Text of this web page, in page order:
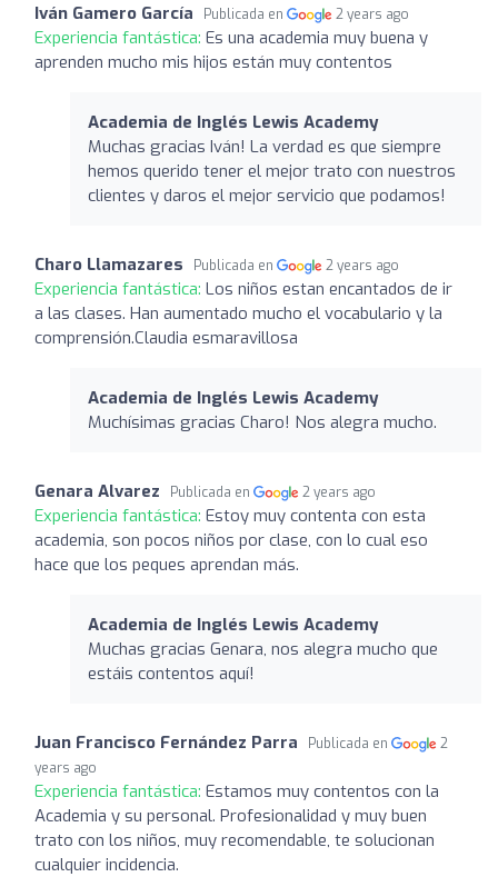
Iván Gamero García Publicada en 2 years ago
Experiencia fantástica: Es una academia muy buena y
aprenden mucho mis hijos están muy contentos
Academia de Inglés Lewis Academy
Muchas gracias Iván! La verdad es que siempre
hemos querido tener el mejor trato con nuestros
clientes y daros el mejor servicio que podamos!
Charo Llamazares Publicada en 2 years ago
Experiencia fantástica: Los niños estan encantados de ir
a las clases. Han aumentado mucho el vocabulario y la
comprensión.Claudia esmaravillosa
Academia de Inglés Lewis Academy
Muchísimas gracias Charo! Nos alegra mucho.
Genara Alvarez Publicada en 2 years ago
Experiencia fantástica: Estoy muy contenta con esta
academia, son pocos niños por clase, con lo cual eso
hace que los peques aprendan más.
Academia de Inglés Lewis Academy
Muchas gracias Genara, nos alegra mucho que
estáis contentos aquí!
Juan Francisco Fernández Parra Publicada en
2
years ago
Experiencia fantástica: Estamos muy contentos con la
Academia y su personal. Profesionalidad y muy buen
trato con los niños, muy recomendable, te solucionan
cualquier incidencia.